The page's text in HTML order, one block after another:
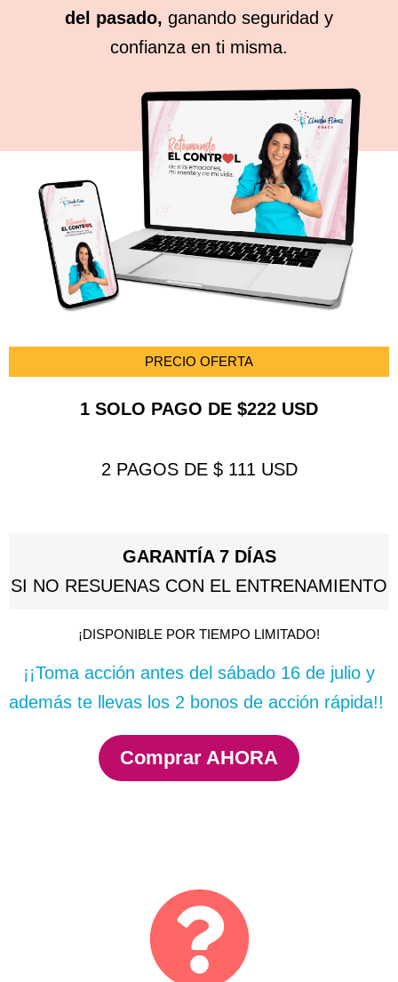
del pasado, ganando seguridad y
confianza en ti misma.
PRECIO OFERTA
1 SOLO PAGO DE $222 USD
2 PAGOS DE $ 111 USD
GARANTÍA 7 DÍAS
SI NO RESUENAS CON EL ENTRENAMIENTO
¡DISPONIBLE POR TIEMPO LIMITADO!
¡¡Toma acción antes del sábado 16 de julio y
además te llevas los 2 bonos de acción rápida!!
Comprar AHORA